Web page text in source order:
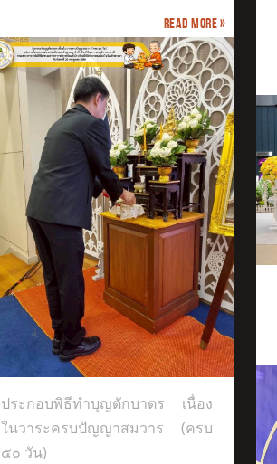
Read more »
ประกอบพิธีทำบุญตักบาตร เนื่อง
ในวาระครบปัญญาสมวาร (ครบ
๕๐ วัน)
ตัวแทนเด็ก และเยาวชนจากศูนย์ส่ง
เสริมศิลปวัฒนธรรมนานาชาติ